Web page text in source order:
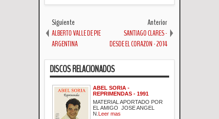
Siguiente
ALBERTO VALLE DE PIE
ARGENTINA
Anterior
SANTIAGO CLARES -
DESDE EL CORAZON - 2014
DISCOS RELACIONADOS
ABEL SORIA -
REPRIMENDAS - 1991
MATERIAL APORTADO POR
EL AMIGO JOSE ANGEL
N. Leer mas